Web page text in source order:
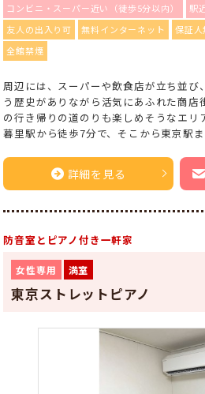
コンビニ・スーパー近い（徒歩5分以内）
駅
友人の出入り可
無料インターネット 保証人
全館禁煙
周辺には、スーパーや飲食店が立ち並び
う歴史がありながら活気にあふれた商店
の行き帰りの道のりも楽しめそうなエリ
暮里駅から徒歩7分で、そこから東京駅
詳細を見る
防音室とピアノ付き一軒家
女性専用 満室
東京ストレットピアノ